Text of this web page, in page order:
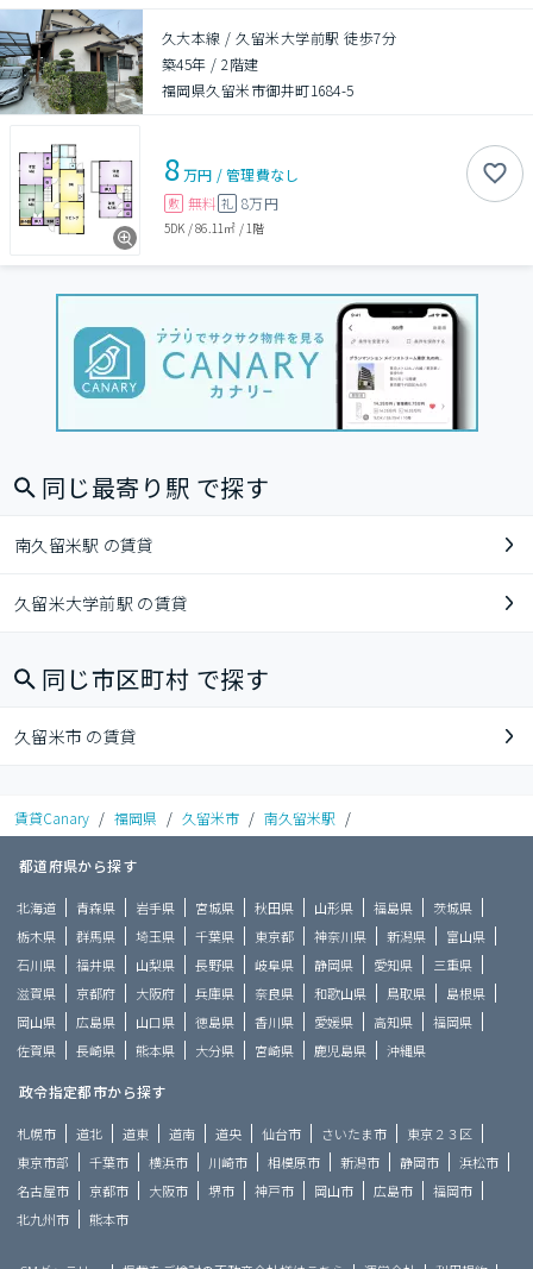
久大本線 / 久留米大学前駅 徒歩7分
築45年 /2階建
福岡県久留米市御井町1684-5
8万円 /管理費なし
敷 無料 礼 8万円
5DK /86.11㎡ / 1階
同じ最寄り駅 で探す
南久留米駅 の賃貸
久留米大学前駅 の賃貸
同じ市区町村 で探す
久留米市 の賃貸
賃貸Canary / 福岡県 / 久留米市 / 南久留米駅 /
都道府県から探す
北海道 青森県 岩手県 宮城県 秋田県 山形県 福島県
茨城県
栃木県
群馬県 埼玉県 千葉県 東京都 神奈川県 新潟県
富山県
石川県
福井県 山梨県 長野県 岐阜県 静岡県 愛知県
三重県
滋賀県
京都府 大阪府 兵庫県 奈良県 和歌山県 鳥取県
島根県
岡山県
広島県 山口県 徳島県 香川県 愛媛県 高知県
福岡県
佐賀県
長崎県 熊本県 大分県 宮崎県 鹿児島県 沖縄県
政令指定都市から探す
札幌市 道北 道東 道南 道央 仙台市 さいたま市
東京２３区
東京市部
千葉市 横浜市 川崎市 相模原市 新潟市 静岡市
浜松市
名古屋市
京都市 大阪市 堺市 神戸市 岡山市 広島市
福岡市
北九州市
熊本市